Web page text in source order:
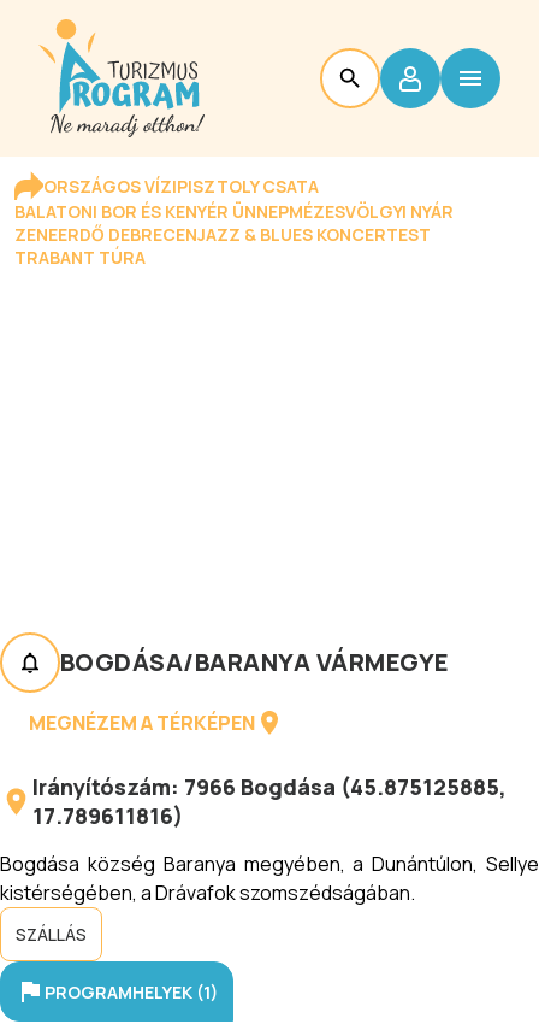
ORSZÁGOS VÍZIPISZTOLY CSATA
BALATONI BOR ÉS KENYÉR ÜNNEPMÉZESVÖLGYI NYÁR
ZENEERDŐ DEBRECENJAZZ & BLUES KONCERTEST
TRABANT TÚRA
BOGDÁSA/BARANYA VÁRMEGYE
MEGNÉZEM A TÉRKÉPEN
Irányítószám: 7966 Bogdása (45.875125885,
17.789611816)
Bogdása község Baranya megyében, a Dunántúlon, Sellye
kistérségében, a Drávafok szomszédságában.
SZÁLLÁS
PROGRAMHELYEK (1)